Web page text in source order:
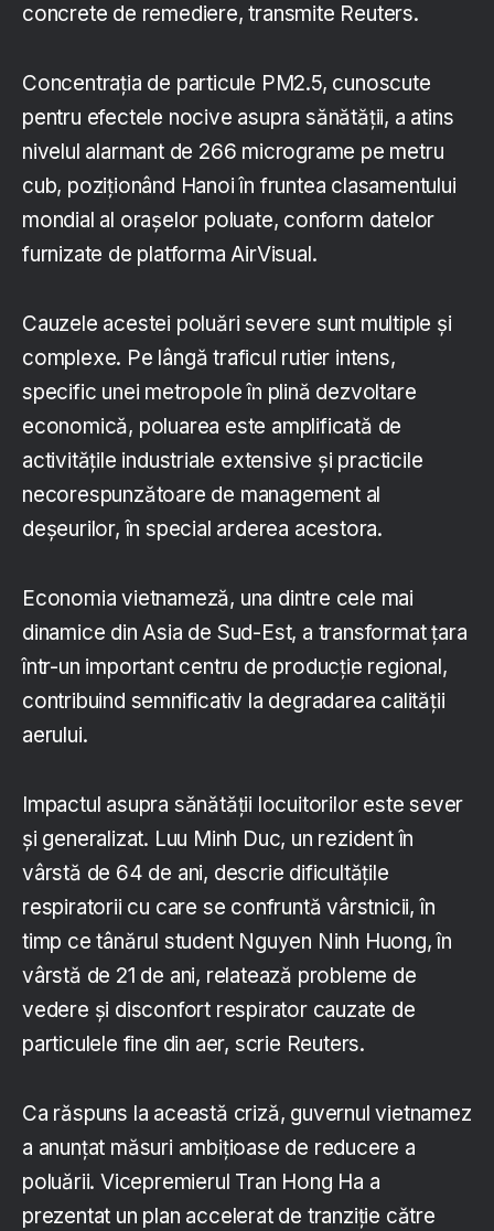
concrete de remediere, transmite Reuters.
Concentrația de particule PM2.5, cunoscute
pentru efectele nocive asupra sănătății, a atins
nivelul alarmant de 266 micrograme pe metru
cub, poziționând Hanoi în fruntea clasamentului
mondial al orașelor poluate, conform datelor
furnizate de platforma AirVisual.
Cauzele acestei poluări severe sunt multiple și
complexe. Pe lângă traficul rutier intens,
specific unei metropole în plină dezvoltare
economică, poluarea este amplificată de
activitățile industriale extensive și practicile
necorespunzătoare de management al
deșeurilor, în special arderea acestora.
Economia vietnameză, una dintre cele mai
dinamice din Asia de Sud-Est, a transformat țara
într-un important centru de producție regional,
contribuind semnificativ la degradarea calității
aerului.
Impactul asupra sănătății locuitorilor este sever
și generalizat. Luu Minh Duc, un rezident în
vârstă de 64 de ani, descrie dificultățile
respiratorii cu care se confruntă vârstnicii, în
timp ce tânărul student Nguyen Ninh Huong, în
vârstă de 21 de ani, relatează probleme de
vedere și disconfort respirator cauzate de
particulele fine din aer, scrie Reuters.
Ca răspuns la această criză, guvernul vietnamez
a anunțat măsuri ambițioase de reducere a
poluării. Vicepremierul Tran Hong Ha a
prezentat un plan accelerat de tranziție către